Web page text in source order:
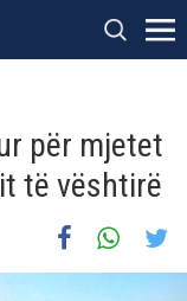
për mjetet
të vështirë